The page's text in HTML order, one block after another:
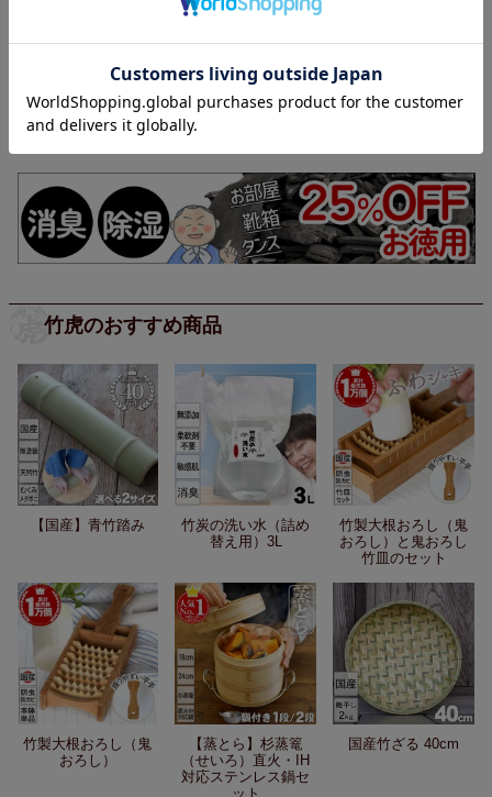
竹虎のおすすめ商品
【国産】青竹踏み
竹炭の洗い水（詰め
替え用）3L
竹製大根おろし（鬼
おろし）と鬼おろし
竹皿のセット
竹製大根おろし（鬼
おろし）
【蒸とら】杉蒸篭
（せいろ）直火・IH
対応ステンレス鍋セ
ット
国産竹ざる 40cm